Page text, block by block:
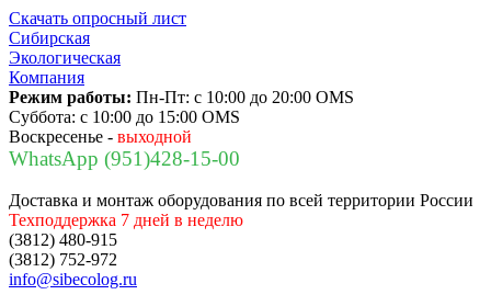
Скачать опросный лист
Сибирская
Экологическая
Компания
Режим работы: Пн-Пт: с 10:00 до 20:00 OMS
Суббота: с 10:00 до 15:00 OMS
Воскресенье - выходной
WhatsApp (951)428-15-00
Доставка и монтаж оборудования по всей территории России
Техподдержка 7 дней в неделю
(3812) 480-915
(3812) 752-972
info@sibecolog.ru